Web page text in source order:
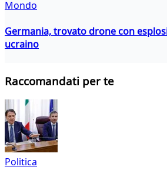
Mondo
Germania, trovato drone con
ucraino
Raccomandati per te
Politica